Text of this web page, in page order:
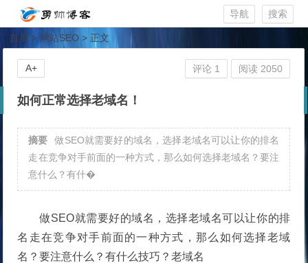
搜索
导航
首页 > 网站SEO > 正文
如何正常选择老域名！
摘要
做SEO就需要好的域名，选择老域名可以让你的排名
走在竞争对手前面的一种方式，那么如何选择老域名？要注
意什么？有什�
做SEO就需要好的域名，选择老域名可以让你的排
名走在竞争对手前面的一种方式，那么如何选择老域
名？要注意什么？有什么技巧？老域名
评论 1 阅读 2050
A+